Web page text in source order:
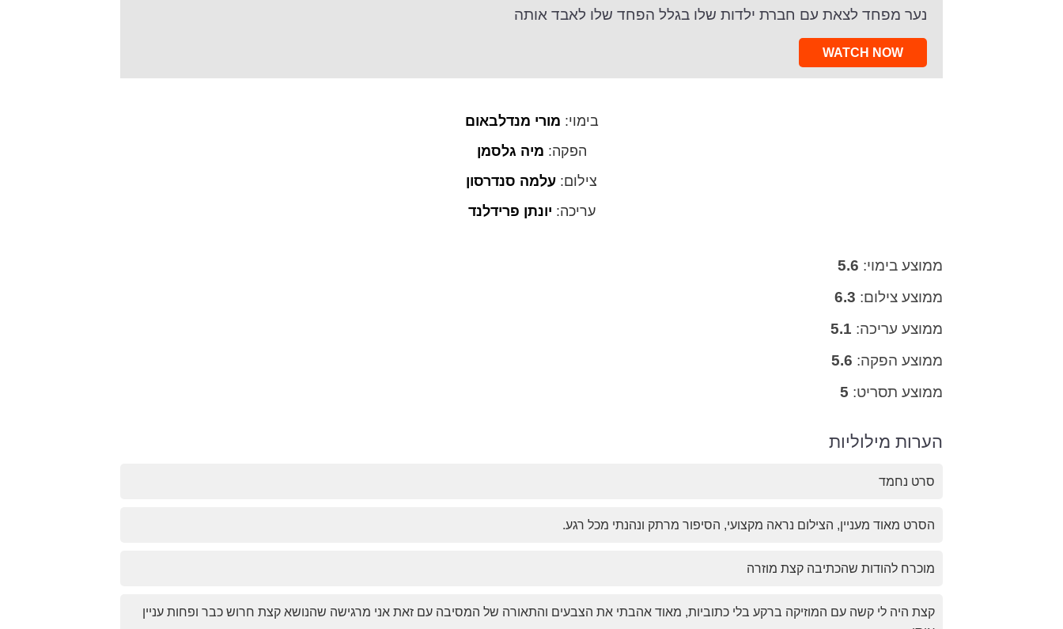
נער מפחד לצאת עם חברת ילדות שלו בגלל הפחד שלו לאבד אותה
WATCH NOW
בימוי: מורי מנדלבאום
הפקה: מיה גלסמן
צילום: עלמה סנדרסון
עריכה: יונתן פרידלנד
ממוצע בימוי: 5.6
ממוצע צילום: 6.3
ממוצע עריכה: 5.1
ממוצע הפקה: 5.6
ממוצע תסריט: 5
הערות מילוליות
סרט נחמד
הסרט מאוד מעניין, הצילום נראה מקצועי, הסיפור מרתק ונהנתי מכל רגע.
מוכרח להודות שהכתיבה קצת מוזרה
קצת היה לי קשה עם המוזיקה ברקע בלי כתוביות, מאוד אהבתי את הצבעים והתאורה של המסיבה עם זאת אני מרגישה שהנושא קצת חרוש כבר ופחות עניין